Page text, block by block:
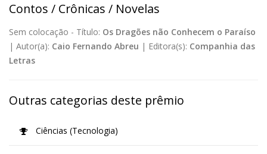
Contos / Crônicas / Novelas
Sem colocação - Título: Os Dragões não Conhecem o Paraíso
| Autor(a): Caio Fernando Abreu | Editora(s): Companhia das
Letras
Outras categorias deste prêmio
Ciências (Tecnologia)